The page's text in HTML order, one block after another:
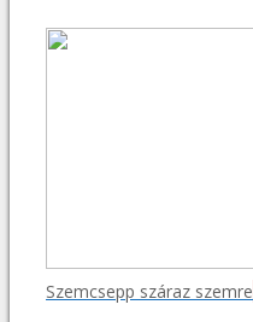
Szemcsepp száraz szemre